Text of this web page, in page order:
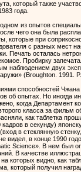
который также
года.
из опытов
чего она была
которые при
с разных мест
Печать осталась
Пробирку
наблюдением двух
(Broughton. 1991.
способностей
об опытах. Но иногда
когда Департамент
класса за фильм
как таблетка
в секунду)
(вход в стеклянную
видел, в конце 1990
Science». В нем был
В качестве
которых видно, как
который получил